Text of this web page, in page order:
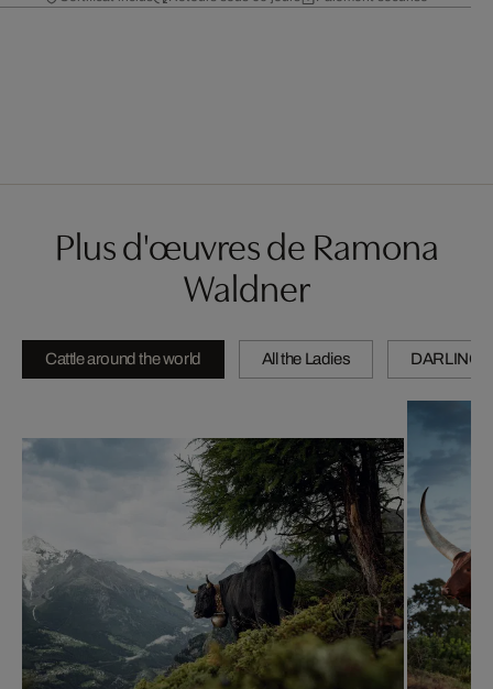
Plus d'œuvres de Ramona
Waldner
Cattle around the world All the Ladies DARLINGS